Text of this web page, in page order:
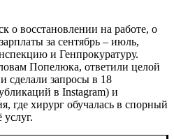
о восстановлении на работе, о
за сентябрь – июль,
и Генпрокуратуру.
Попелюка, ответили целой
сделали запросы в 18
в Instagram) и
где хирург обучалась в спорный
услуг.